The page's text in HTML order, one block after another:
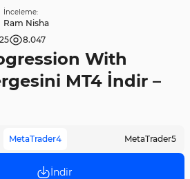
İnceleme:
Ram Nisha
8.047
With
MT4 İndir –
MetaTrader4 MetaTrader5
İndir